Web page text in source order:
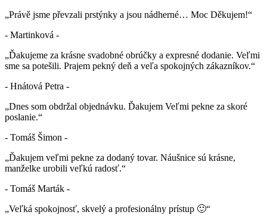
„Právě jsme převzali prstýnky a jsou nádherné… Moc Děkujem!“
- Martinková -
„Ďakujeme za krásne svadobné obrúčky a expresné dodanie. Veľmi
sme sa potešili. Prajem pekný deň a veľa spokojných zákazníkov.“
- Hnátová Petra -
„Dnes som obdržal objednávku. Ďakujem Veľmi pekne za skoré
poslanie.“
- Tomáš Šimon -
„Ďakujem veľmi pekne za dodaný tovar. Náušnice sú krásne,
manželke urobili veľkú radosť.“
- Tomáš Marták -
„Veľká spokojnosť, skvelý a profesionálny prístup 🙂“